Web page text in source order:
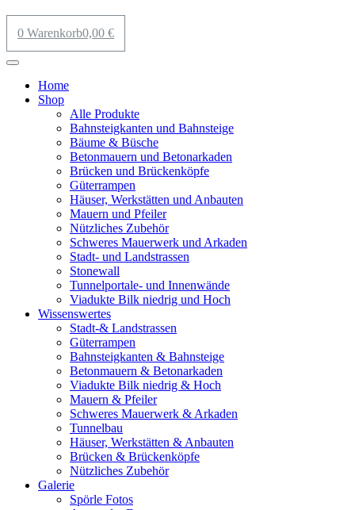
0,00 €
0 Warenkorb
Home
Shop
Alle Produkte
Bahnsteigkanten und Bahnsteige
Bäume & Büsche
Betonmauern und Betonarkaden
Brücken und Brückenköpfe
Güterrampen
Häuser, Werkstätten und Anbauten
Mauern und Pfeiler
Nützliches Zubehör
Schweres Mauerwerk und Arkaden
Stadt- und Landstrassen
Stonewall
Tunnelportale- und Innenwände
Viadukte Bilk niedrig und Hoch
Wissenswertes
Stadt-& Landstrassen
Güterrampen
Bahnsteigkanten & Bahnsteige
Betonmauern & Betonarkaden
Viadukte Bilk niedrig & Hoch
Mauern & Pfeiler
Schweres Mauerwerk & Arkaden
Tunnelbau
Häuser, Werkstätten & Anbauten
Brücken & Brückenköpfe
Nützliches Zubehör
Galerie
Spörle Fotos